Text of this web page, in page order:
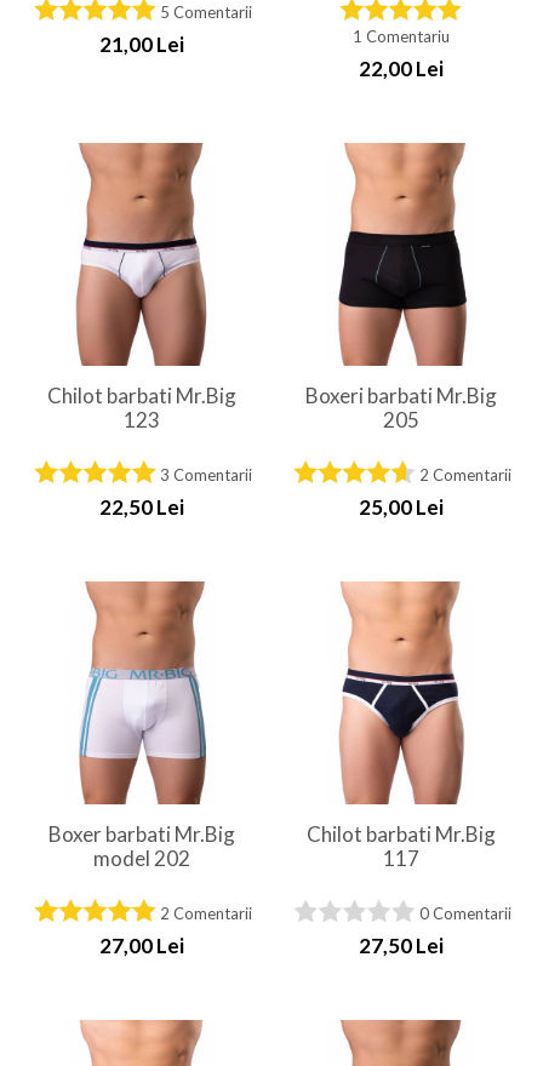
5 Comentarii
21,00 Lei 1 Comentariu
22,00 Lei
Chilot barbati Mr.Big
123
3 Comentarii
22,50 Lei
Boxeri barbati Mr.Big
205
2 Comentarii
25,00 Lei
Boxer barbati Mr.Big
model 202
2 Comentarii
27,00 Lei
Chilot barbati Mr.Big
117
0 Comentarii
27,50 Lei